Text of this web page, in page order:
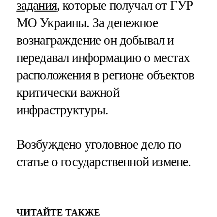
задания, которые получал от ГУР
МО Украины. За денежное
вознаграждение он добывал и
передавал информацию о местах
расположения в регионе объектов
критически важной
инфраструктуры.
Возбуждено уголовное дело по
статье о государственной измене.
ЧИТАЙТЕ ТАКЖЕ